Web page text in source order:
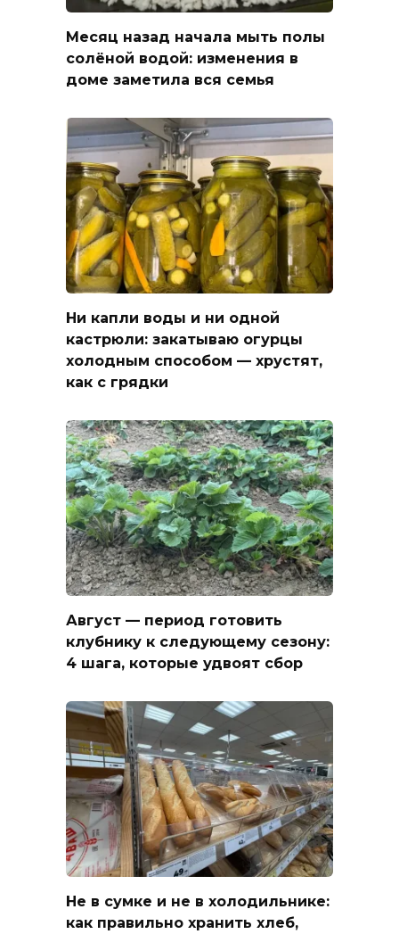
Месяц назад начала мыть полы
солёной водой: изменения в
доме заметила вся семья
Ни капли воды и ни одной
кастрюли: закатываю огурцы
холодным способом — хрустят,
как с грядки
Август — период готовить
клубнику к следующему сезону:
4 шага, которые удвоят сбор
Не в сумке и не в холодильнике:
как правильно хранить хлеб,